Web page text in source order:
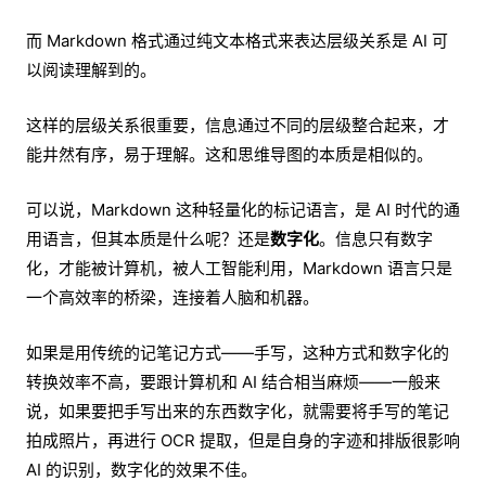
而 Markdown 格式通过纯文本格式来表达层级关系是 AI 可
以阅读理解到的。
这样的层级关系很重要，信息通过不同的层级整合起来，才
能井然有序，易于理解。这和思维导图的本质是相似的。
可以说，Markdown 这种轻量化的标记语言，是 AI 时代的通
用语言，但其本质是什么呢？还是数字化。信息只有数字
化，才能被计算机，被人工智能利用，Markdown 语言只是
一个高效率的桥梁，连接着人脑和机器。
如果是用传统的记笔记方式——手写，这种方式和数字化的
转换效率不高，要跟计算机和 AI 结合相当麻烦——一般来
说，如果要把手写出来的东西数字化，就需要将手写的笔记
拍成照片，再进行 OCR 提取，但是自身的字迹和排版很影响
AI 的识别，数字化的效果不佳。